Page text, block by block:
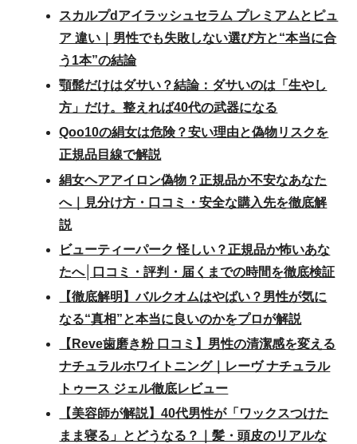
スカルプdアイラッシュセラム プレミアムとピュ
ア 違い｜男性でも失敗しない選び方と“本当に合
う1本”の結論
顎髭だけはダサい？結論：ダサいのは「生やし
方」だけ。整えれば40代の武器になる
Qoo10の絹女は危険？安い理由と偽物リスクを
正規品目線で解説
絹女ヘアアイロン偽物？正規品か不安なあなた
へ｜見分け方・口コミ・安全な購入先を徹底解
説
ビューティーパーク 怪しい？正規品か怖いあな
たへ│口コミ・評判・届くまでの時間を徹底検証
【徹底解明】バルクオムはやばい？男性が気に
なる“真相”と本当に良いのかをプロが解説
【Reve歯磨き粉 口コミ】男性の清潔感を変える
ナチュラルホワイトニング｜レーヴ ナチュラル
トゥース ジェル徹底レビュー
【美容師が解説】40代男性が「ワックスつけた
まま寝る」とどうなる？｜髪・頭皮のリアルな